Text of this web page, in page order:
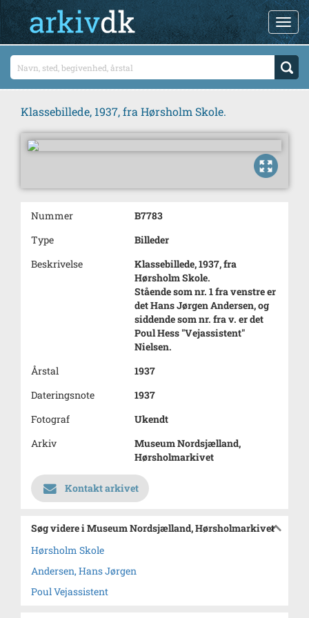
Klassebillede, 1937, fra Hørsholm Skole.
Nummer
B7783
Type
Billeder
Beskrivelse
Klassebillede, 1937, fra
Hørsholm Skole.
Stående som nr. 1 fra venstre er
det Hans Jørgen Andersen, og
siddende som nr. fra v. er det
Poul Hess "Vejassistent"
Nielsen.
Årstal
1937
Dateringsnote
1937
Fotograf
Ukendt
Arkiv
Museum Nordsjælland,
Hørsholmarkivet
Kontakt arkivet
Søg videre i Museum Nordsjælland, Hørsholmarkivet
Hørsholm Skole
Andersen, Hans Jørgen
Poul Vejassistent